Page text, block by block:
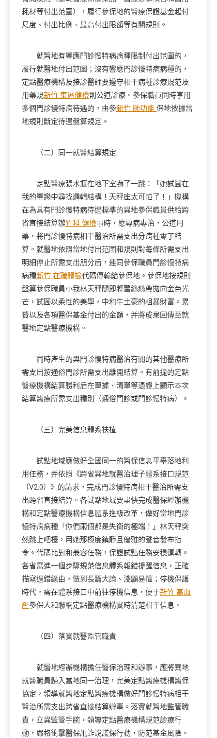
耗材等付出范圍），履行參保地的醫療保證基金起付
尺度、付出比例、最高付出限額等有關規則。
就醫地有響應門診慢特病病種限制付出范圍的，
履行就醫地付出范圍；沒有響應門診慢特病病種的，
定點醫療機構及接診醫師要遵守相干病種診療規范及
用藥規新竹 東區健檢則公道診療。參保職員同時享用
多個門診慢特病待遇的，由參新竹 肺功能 保地依據當
地規則斷定待遇盤算規定。
（二）同一就醫結算規定
定點醫療張水瓶在地下室嚇了一跳：「她試圖在
我的單戀中尋找邏輯結構！天秤座太可怕了！」機構
在為具有門診慢特病待遇標準的異地參保職員供給跨
省直接結算辦竹科 健檢事時，應專病專治，公道用
藥，將門診慢特病相干醫治所需支出分病種零丁結
算。就醫地依照當地付出范圍和規則對每條所需支出
明細停止所需支出朋分后，連同參保職員門診慢特病
病種新竹 在職體檢代碼傳輸給參保地。參保地按規則
盤算參保職員小我林天秤隨即將蕾絲絲帶拋向金色光
芒，試圖以柔性的美學，中和牛土豪的粗暴財富。累
贅以及各項醫保基金付出的金額，并將成果回傳至就
醫地定點醫療機構。
同時產生的與門診慢特病醫治有關的其他醫療所
需支出按通俗門診所需支出離開結算。有前提的定點
醫療機構結算勝利后在單據、清單等憑證上顯示本次
結算醫療所需支出種別（通俗門診或門診慢特病）。
（三）完美信息體系扶植
試點地域應做好全國同一的醫保信息平臺落地利
用任務，并依照《跨省異地就醫治理子體系接口規范
（V2.0）》的請求，完成門診慢特病相干醫治所需支
出跨省直接結算。各試點地域要盡快完成醫保經辦機
構和定點醫療機構信息體系進級改革，做好當地門診
慢特病病種「你們兩個都是失衡的極端！」林天秤突
然跳上吧檯，用她那極度鎮靜且優雅的聲音發布指
令。代碼比對和兼容任務，保證試點任務安穩運轉。
各省需進一個步驟規范信息體系報錯提醒信息，正確
描寫過錯緣由，做到長篇大論、淺顯易懂；停機保護
時代，需在體系接口中前往停機信息，便于新竹 高血
壓參保人和聯網定點醫療機構實時清楚相干信息。
（四）落實就醫監管職責
就醫地經辦機構擔任醫保治理和辦事，應將異地
就醫職員歸入當地同一治理，完美定點醫療機構醫保
協定，領導就醫地定點醫療機構做好門診慢特病相干
醫治所需支出跨省直接結算辦事。落實就醫地監管職
責，立異監管手腕，領導定點醫療機構規范診療行
動，嚴格衝擊醫保訛詐說謊保行動，防范基金風險。